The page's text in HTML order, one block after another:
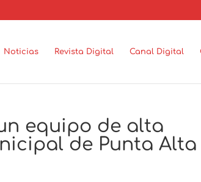
Noticias Revista Digital Canal Digital
equipo de alta
de Punta Alta